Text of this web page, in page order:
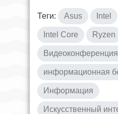
Теги: Asus Intel
Intel Core Ryzen
Видеоконференция
информационная
Информация
Искусственный